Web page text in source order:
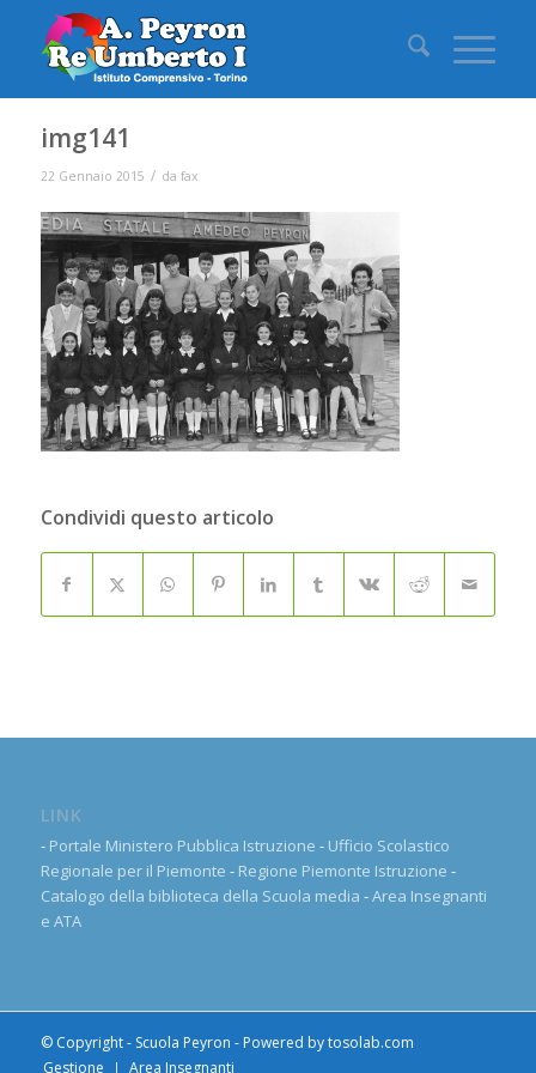
img141
22 Gennaio 2015 / da fax
Condividi questo articolo
LINK
- Portale Ministero Pubblica Istruzione - Ufficio Scolastico
Regionale per il Piemonte - Regione Piemonte Istruzione -
Catalogo della biblioteca della Scuola media -Area Insegnanti
e ATA
© Copyright - Scuola Peyron - Powered bytosolab.com
Gestione
Area Insegnanti